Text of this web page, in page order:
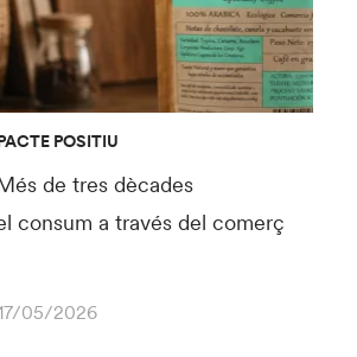
POSITIU
de tres dècades
consum a través del comerç
05/2026